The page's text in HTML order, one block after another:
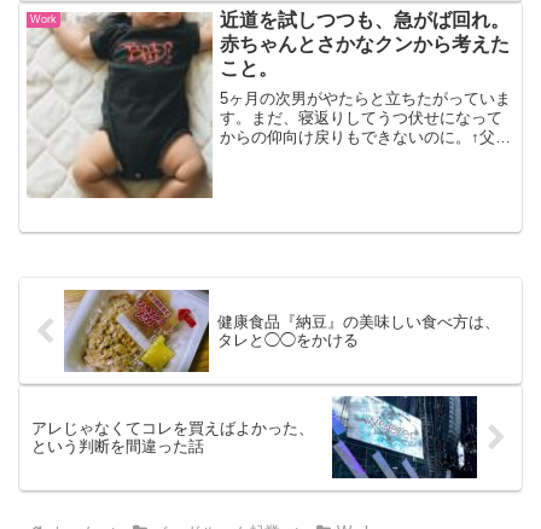
は、一応「先進国」と言われるまでに。
いろいろな意見や妄想があ...
Work
近道を試しつつも、急がば回れ。
赤ちゃんとさかなクンから考えた
こと。
5ヶ月の次男がやたらと立ちたがっていま
す。まだ、寝返りしてうつ伏せになって
からの仰向け戻りもできないのに。↑父親
健康食品『納豆』の美味しい食べ方は、
タレと◯◯をかける
アレじゃなくてコレを買えばよかった、
という判断を間違った話